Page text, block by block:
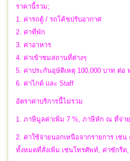
ราคานี้รวม;
1. ค่ารถตู้ / รถโค้ชปรับอากาศ
2. ค่าที่พัก
3. ค่าอาหาร
4. ค่าเข้าชมสถานที่ต่างๆ
5. ค่าประกันอุษัติเหตุ 100,000 บาท ต่อ
6. ค่าไกด์ และ Staff
อัตราค่าบริการนี้ไม่รวม
1. ภาษีมูลค่าเพิ่ม 7 %, ภาษีหัก ณ ที่จ่า
2. ค่าใช้จ่ายนอกเหนือจากรายการ เช่น
ทั้งหมดที่สั่งเพิ่ม เช่นโทรศัพท์, ค่าซักรีด